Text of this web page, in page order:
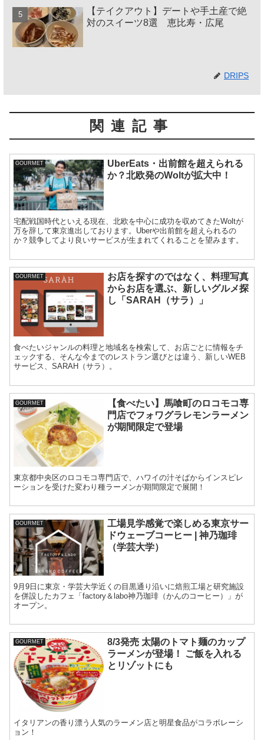
【テイクアウト】デートや手土産で絶
対のスイーツ8選 恵比寿・広尾
DRIPS
関連記事
GOURMET
UberEats・出前館を超えられる
か？北欧発のWoltが拡大中！
宅配戦国時代といえる現在、北欧を中心に成功を収めてきたWoltが
万を辞して東京進出しております。Uberや出前館を超えられるの
か？競争してより良いサービスが生まれてくれることを望みます。
GOURMET
お店を探すのではなく、料理写真
からお店を選ぶ、新しいグルメ探
し「SARAH（サラ）」
食べたいジャンルの料理と地域名を検索して、お店ごとに情報をチ
ェックする、そんな今までのレストラン選びとは違う、新しいWEB
サービス、SARAH（サラ）。
GOURMET
【食べたい】馬喰町のロコモコ専
門店でフォワグラレモンラーメン
が期間限定で登場
東京都中央区のロコモコ専門店で、ハワイの汁そばからインスピレ
ーションを受けた変わり種ラーメンが期間限定で展開！
GOURMET
工場見学感覚で楽しめる東京サー
ドウェーブコーヒー | 神乃珈琲
（学芸大学）
9月9日に東京・学芸大学近くの目黒通り沿いに焙煎工場と研究施設
を併設したカフェ「factory＆labo神乃珈琲（かんのコーヒー）」が
オープン。
GOURMET
8/3発売 太陽のトマト麺のカップ
ラーメンが登場！ ご飯を入れる
とリゾットにも
イタリアンの香り漂う人気のラーメン店と明星食品がコラボレーシ
ョン！